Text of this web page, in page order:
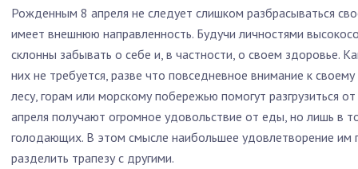
Рожденным 8 апреля не следует слишком разбрасываться
имеет внешнюю направленность. Будучи личностями
склонны забывать о себе и, в частности, о своем здоровье.
них не требуется, разве что повседневное внимание к
лесу, горам или морскому побережью помогут разгрузиться
апреля получают огромное удовольствие от еды, но лишь в
голодающих. В этом смысле наибольшее удовлетворение им
разделить трапезу с другими.